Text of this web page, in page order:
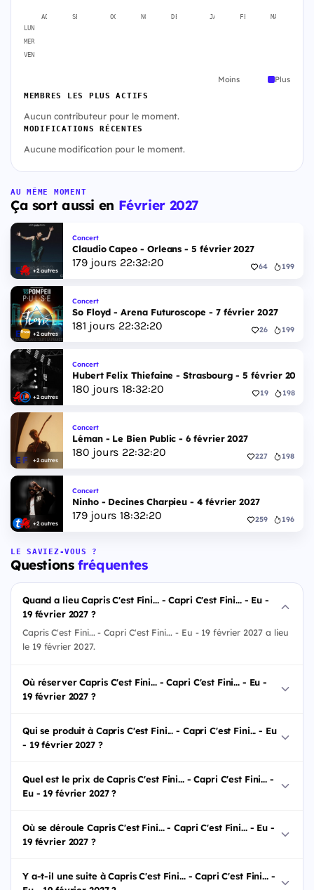
AOÛT SEPT. OCT. NOV. DÉC. JANV. FÉVR. MARS
LUN
MER
VEN
Moins Plus
MEMBRES LES PLUS ACTIFS
Aucun contributeur pour le moment.
MODIFICATIONS RÉCENTES
Aucune modification pour le moment.
AU MÊME MOMENT
Ça sort aussi en Février 2027
+2 autres
Concert
Claudio Capeo - Orleans - 5 février 2027
179jours 22:32:19 64 199
+2 autres
Concert
So Floyd - Arena Futuroscope - 7 février 2027
181 jours 22:32:19 26 199
+2 autres
Concert
Hubert Felix Thiefaine - Strasbourg - 5 février 2027
180 jours 18:32:19 19 198
+2 autres
Concert
Léman - Le Bien Public - 6 février 2027
180 jours 22:32:19 227 198
+2 autres
Concert
Ninho - Decines Charpieu - 4 février 2027
179jours 18:32:19 259 196
LE SAVIEZ-VOUS ?
Questionsfréquentes
Quand a lieu Capris C'est Fini... - Capri C'est Fini... - Eu -
19 février 2027 ?
Capris C'est Fini... - Capri C'est Fini... - Eu - 19 février 2027 a lieu
le 19 février 2027.
Où réserver Capris C'est Fini... - Capri C'est Fini... - Eu -
19 février 2027 ?
Qui se produit à Capris C'est Fini... - Capri C'est Fini... - Eu
- 19 février 2027 ?
Quel est le prix de Capris C'est Fini... - Capri C'est Fini... -
Eu - 19 février 2027 ?
Où se déroule Capris C'est Fini... - Capri C'est Fini... - Eu -
19 février 2027 ?
Y a-t-il une suite à Capris C'est Fini... - Capri C'est Fini... -